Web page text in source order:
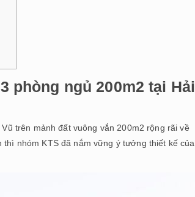
phòng ngủ 200m2 tại Hải
trên mảnh đất vuông vắn 200m2 rộng rãi về
nhóm KTS đã nắm vững ý tưởng thiết kế của